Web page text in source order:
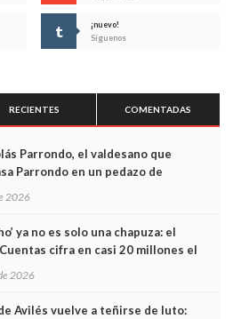
¡nuevo!
Síguenos
RECIENTES COMENTADAS
Parrondo, el valdesano que
Parrondo en un pedazo de
2026
ya no es solo una chapuza: el
cifra en casi 20 millones el
los trenes que no cabían por los
2026
Avilés vuelve a teñirse de luto: